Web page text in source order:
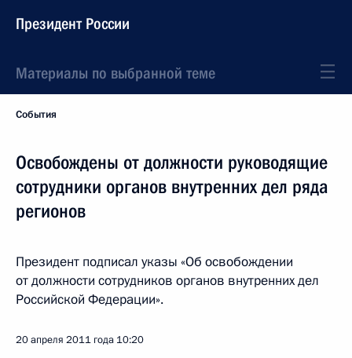
Президент России
Материалы по выбранной теме
События
Освобождены от должности руководящие
сотрудники органов внутренних дел ряда
регионов
Президент подписал указы «Об освобождении
от должности сотрудников органов внутренних дел
Российской Федерации».
20 апреля 2011 года 10:20